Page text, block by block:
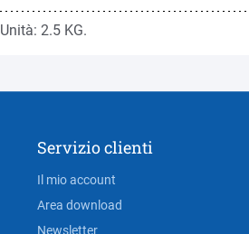
Unità: 2.5 KG.
Servizio clienti
Il mio account
Area download
Newsletter